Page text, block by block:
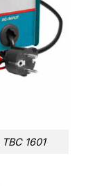
1601